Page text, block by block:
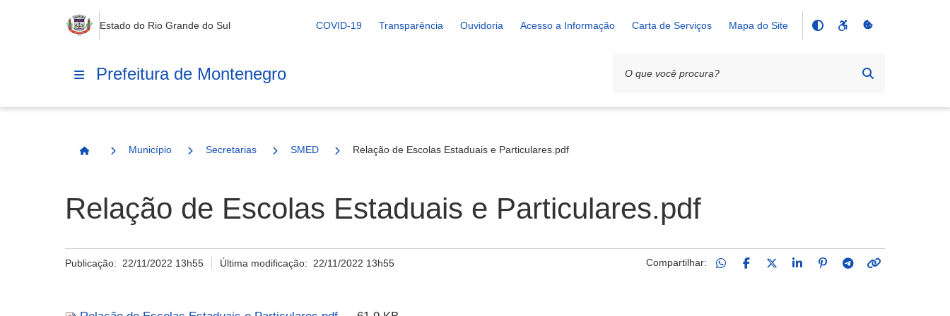
Estado do Rio Grande do Sul COVID-19 Transparência Ouvidoria Acesso a Informação Carta de Serviços Mapa do Site
Prefeitura de Montenegro
Página Inicial
Município Secretarias SMED Relação de Escolas Estaduais e Particulares.pdf
Relação de Escolas Estaduais e Particulares.pdf
Publicação: 22/11/2022 13h55 Última modificação: 22/11/2022 13h55 Compartilhar: